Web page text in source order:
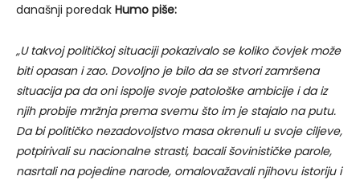
današnji poredak Humo piše:
„U takvoj političkoj situaciji pokazivalo se koliko čovjek može
biti opasan i zao. Dovoljno je bilo da se stvori zamršena
situacija pa da oni ispolje svoje patološke ambicije i da iz
njih probije mržnja prema svemu što im je stajalo na putu.
Da bi političko nezadovoljstvo masa okrenuli u svoje ciljeve,
potpirivali su nacionalne strasti, bacali šovinističke parole,
nasrtali na pojedine narode, omalovažavali njihovu istoriju i